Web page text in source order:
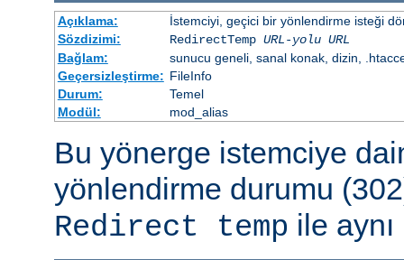
Açıklama:
İstemciyi, geçici bir yönlendirme isteği
Sözdizimi:
RedirectTemp URL-yolu URL
Bağlam:
sunucu geneli, sanal konak, dizin,
Geçersizleştirme: FileInfo
Durum:
Temel
Modül:
mod_alias
Bu yönerge istemciye
yönlendirme durumu
Redirect temp ile